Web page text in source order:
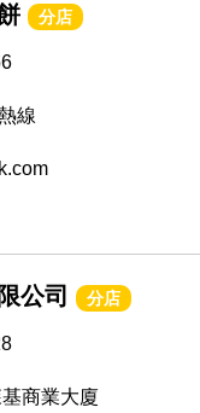
分店
線
公司 分店
商業大廈